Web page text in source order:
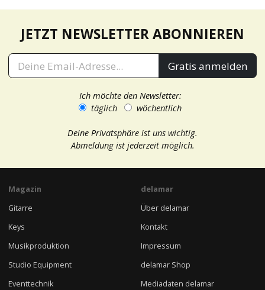
JETZT NEWSLETTER ABONNIEREN
Gratis anmelden
Ich möchte den Newsletter:
täglich
wöchentlich
Deine Privatsphäre ist uns wichtig.
Abmeldung ist jederzeit möglich.
Magazin
Gitarre
Keys
Musikproduktion
Studio Equipment
Eventtechnik
delamar
Über delamar
Kontakt
Impressum
delamar Shop
Mediadaten delamar